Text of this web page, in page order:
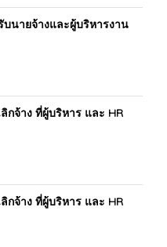
นายจ้างและผู้บริหารงาน
กจ้าง ที่ผู้บริหาร และ HR
กจ้าง ที่ผู้บริหาร และ HR